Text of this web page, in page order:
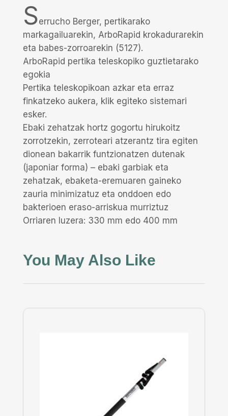
Serrucho Berger, pertikarako
markagailuarekin, ArboRapid krokadurarekin
eta babes-zorroarekin (5127).
ArboRapid pertika teleskopiko guztietarako
egokia
Pertika teleskopikoan azkar eta erraz
finkatzeko aukera, klik egiteko sistemari
esker.
Ebaki zehatzak hortz gogortu hirukoitz
zorrotzekin, zerroteari atzerantz tira egiten
dionean bakarrik funtzionatzen dutenak
(japoniar forma) – ebaki garbiak eta
zehatzak, ebaketa-eremuaren gaineko
zauria minimizatuz eta onddoen edo
bakterioen eraso-arriskua murriztuz
Orriaren luzera: 330 mm edo 400 mm
You May Also Like